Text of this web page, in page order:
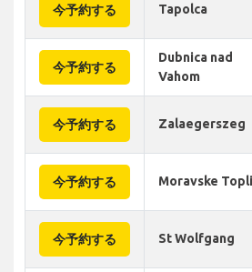
今予約する Tapolca
今予約する
Dubnica nad
Vahom
今予約する Zalaegerszeg
今予約する Moravske
今予約する St Wolfgang